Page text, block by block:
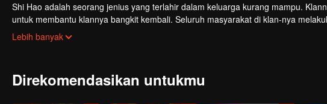
Shi Hao adalah seorang jenius yang terlahir dalam keluarga kurang mampu.
untuk membantu klannya bangkit kembali. Seluruh masyarakat di klan-nya
terlibat dalam perebutan kekuasaan dengan klan lain. Perjalanan kultivasi Shi
nasibnya selanjutnya.
Lebih banyak
Direkomendasikan untukmu